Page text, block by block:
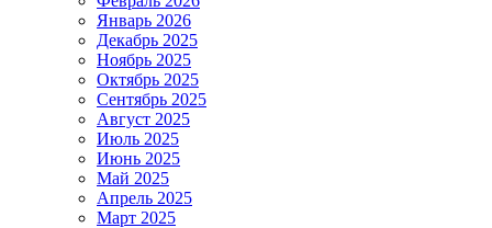
Январь 2026
Декабрь 2025
Ноябрь 2025
Октябрь 2025
Сентябрь 2025
Август 2025
Июль 2025
Июнь 2025
Май 2025
Апрель 2025
Март 2025